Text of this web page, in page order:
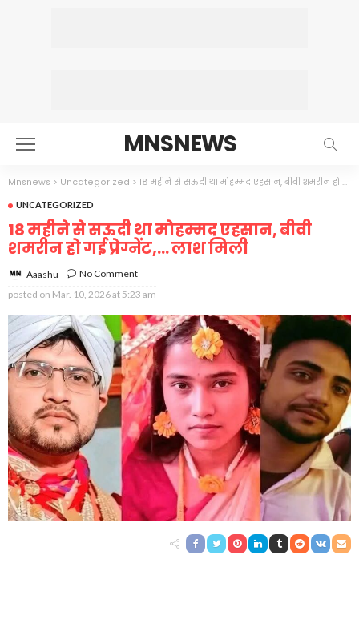
MNSNEWS
Mnsnews > Uncategorized > 18 महीने से सऊदी था मोहम्मद एहसान, बीवी शमरीन हो गई प्रेग्नेंट,… लाश मिली
UNCATEGORIZED
18 महीने से सऊदी था मोहम्मद एहसान, बीवी
शमरीन हो गई प्रेग्नेंट,… लाश मिली
Aaashu
No Comment
posted on Mar. 10, 2026 at 5:23 am